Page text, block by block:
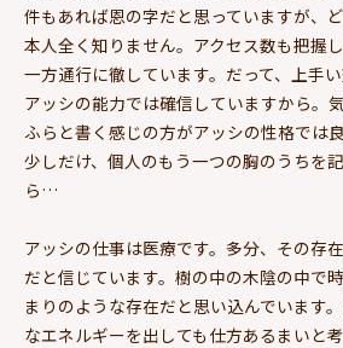
件もあれば恩の字だと思っていますが、
本人全く知りません。アクセス数も把握
一方通行に徹しています。だって、上手
アッシの能力では確信していますから。
ふらと書く感じの方がアッシの性格では良
少しだけ、個人のもう一つの胸のうちを
ら…
アッシの仕事は医療です。多分、その存
だと信じています。樹の中の木陰の中で
まりのような存在だと思い込んでいます
なエネルギーを出しても仕方あるまいと